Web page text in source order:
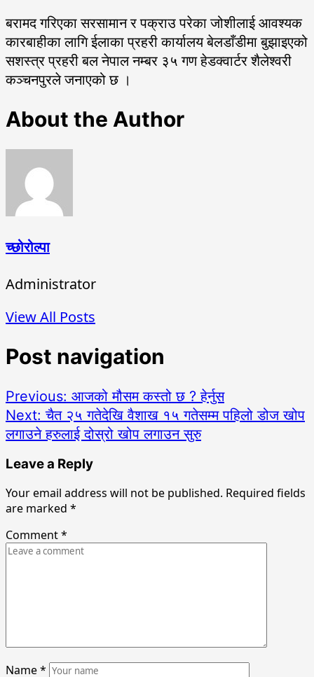
बरामद गरिएका सरसामान र पक्राउ परेका जोशीलाई आवश्यक
कारबाहीका लागि ईलाका प्रहरी कार्यालय बेलडाँडीमा बुझाइएको
सशस्त्र प्रहरी बल नेपाल नम्बर ३५ गण हेडक्वार्टर शैलेश्वरी
कञ्चनपुरले जनाएको छ ।
About the Author
च्छोरोल्पा
Administrator
View All Posts
Post navigation
Previous: आजको मौसम कस्तो छ ? हेर्नुस
Next:चैत २५ गतेदेखि वैशाख १५ गतेसम्म पहिलो डोज खोप
लगाउने हरुलाई दोस्रो खोप लगाउन सुरु
Leave a Reply
Your email address will not be published. Required fields
are marked *
Comment*
Name*